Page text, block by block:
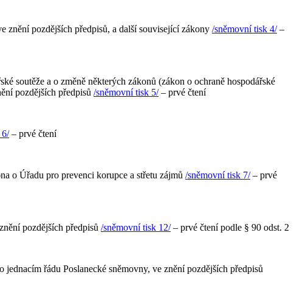
znění pozdějších předpisů, a další související zákony /sněmovní tisk 4/–
soutěže a o změně některých zákonů (zákon o ochraně hospodářské
pozdějších předpisů /sněmovní tisk 5/– prvé čtení
6/– prvé čtení
o Úřadu pro prevenci korupce a střetu zájmů /sněmovní tisk 7/– prvé
pozdějších předpisů /sněmovní tisk 12/– prvé čtení podle § 90 odst. 2
řádu Poslanecké sněmovny, ve znění pozdějších předpisů